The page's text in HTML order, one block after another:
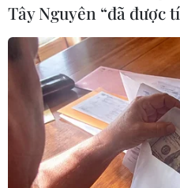
#Laptop #Giáo hoàng
#Phán xét
#Người tị nạn
#Nhập cư
Mỹ
Tây Nguyên “đã được